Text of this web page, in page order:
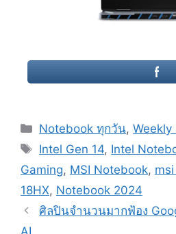
Categories
Notebook ทุกวัน,
Tags
Intel Gen 14, Intel
Gaming, MSI Notebook,
18HX, Notebook 2024
Post
navigation
ศิลปินจำนวนมากฟ้อง